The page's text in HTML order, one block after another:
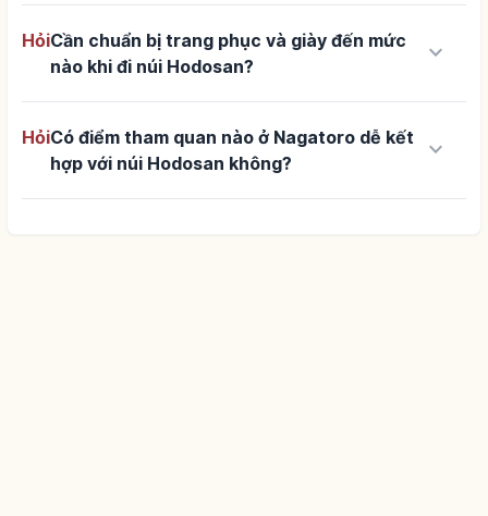
HỏiCần chuẩn bị trang phục và giày đến mức
nào khi đi núi Hodosan?
keyboard_arrow_down
HỏiCó điểm tham quan nào ở Nagatoro dễ kết
hợp với núi Hodosan không?
keyboard_arrow_down